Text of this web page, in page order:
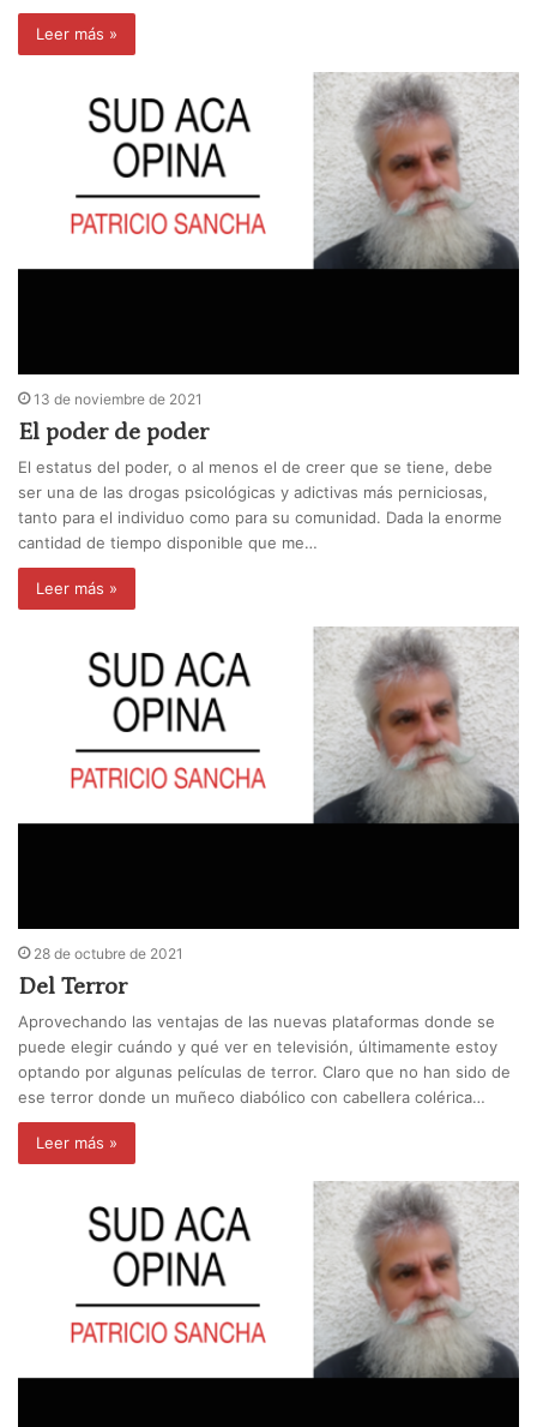
Leer más »
13 de noviembre de 2021
El poder de poder
El estatus del poder, o al menos el de creer que se tiene, debe
ser una de las drogas psicológicas y adictivas más perniciosas,
tanto para el individuo como para su comunidad. Dada la enorme
cantidad de tiempo disponible que me…
Leer más »
28 de octubre de 2021
Del Terror
Aprovechando las ventajas de las nuevas plataformas donde se
puede elegir cuándo y qué ver en televisión, últimamente estoy
optando por algunas películas de terror. Claro que no han sido de
ese terror donde un muñeco diabólico con cabellera colérica…
Leer más »